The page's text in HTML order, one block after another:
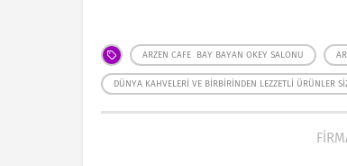
ARZEN CAFE BAY BAYAN OKEY SALONU
DÜNYA KAHVELERI VE BIRBIRINDEN LEZZETLI ÜRÜNLER